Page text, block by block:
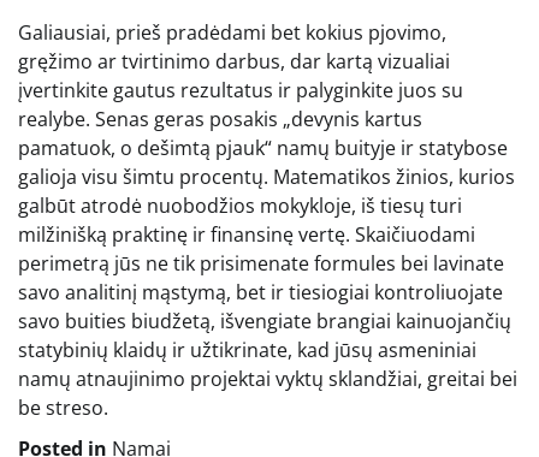
Galiausiai, prieš pradėdami bet kokius pjovimo,
gręžimo ar tvirtinimo darbus, dar kartą vizualiai
įvertinkite gautus rezultatus ir palyginkite juos su
realybe. Senas geras posakis „devynis kartus
pamatuok, o dešimtą pjauk“ namų buityje ir statybose
galioja visu šimtu procentų. Matematikos žinios, kurios
galbūt atrodė nuobodžios mokykloje, iš tiesų turi
milžinišką praktinę ir finansinę vertę. Skaičiuodami
perimetrą jūs ne tik prisimenate formules bei lavinate
savo analitinį mąstymą, bet ir tiesiogiai kontroliuojate
savo buities biudžetą, išvengiate brangiai kainuojančių
statybinių klaidų ir užtikrinate, kad jūsų asmeniniai
namų atnaujinimo projektai vyktų sklandžiai, greitai bei
be streso.
Posted in Namai